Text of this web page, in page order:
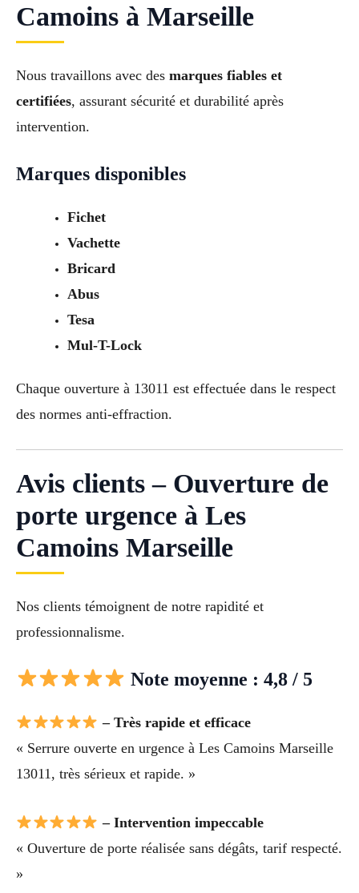
Camoins à Marseille
Nous travaillons avec des marques fiables et
certifiées, assurant sécurité et durabilité après
intervention.
Marques disponibles
Fichet
Vachette
Bricard
Abus
Tesa
Mul-T-Lock
Chaque ouverture à 13011 est effectuée dans le respect
des normes anti-effraction.
Avis clients – Ouverture de
porte urgence à Les
Camoins Marseille
Nos clients témoignent de notre rapidité et
professionnalisme.
Note moyenne : 4,8 / 5
– Très rapide et efficace
« Serrure ouverte en urgence à Les Camoins Marseille
13011, très sérieux et rapide. »
– Intervention impeccable
« Ouverture de porte réalisée sans dégâts, tarif respecté.
»